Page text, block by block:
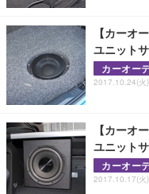
【カーオ
ユニット
カーオー
2017.10.24(火
【カーオ
ユニット
カーオー
2017.10.17(火